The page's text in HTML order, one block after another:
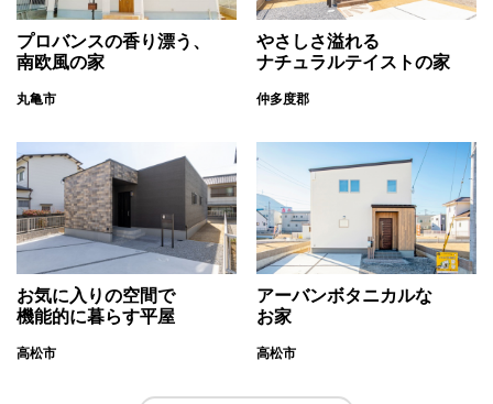
プロバンスの香り漂う、
南欧風の家
丸亀市
やさしさ溢れる
ナチュラルテイストの家
仲多度郡
お気に入りの空間で
機能的に暮らす平屋
高松市
アーバンボタニカルな
お家
高松市